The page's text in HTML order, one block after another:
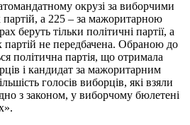
окрузі за виборчими
а 225 – за мажоритарною
беруть тільки політичні партії, а
партій не передбачена. Обраною до
політична партія, що отримала
і кандидат за мажоритарним
голосів виборців, які взяли
з законом, у виборчому бюлетені